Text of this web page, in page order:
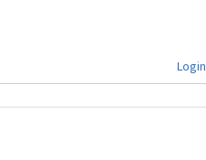
Login